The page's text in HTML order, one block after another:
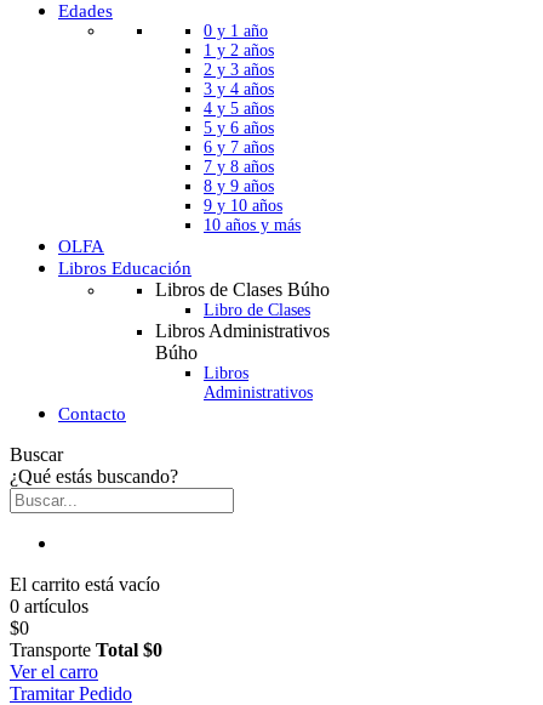
Edades
0 y 1 año
1 y 2 años
2 y 3 años
3 y 4 años
4 y 5 años
5 y 6 años
6 y 7 años
7 y 8 años
8 y 9 años
9 y 10 años
10 años y más
OLFA
Libros Educación
Libros de Clases Búho
Libro de Clases
Libros Administrativos
Búho
Libros
Administrativos
Contacto
Buscar
¿Qué estás buscando?
El carrito está vacío
0 artículos
$0
Transporte Total $0
Ver el carro
Tramitar Pedido